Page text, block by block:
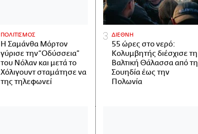
ΠΟΛΙΤΙΣΜΟΣ
Η Σαμάνθα Μόρτον
γύρισε την “Οδύσσεια”
του Νόλαν και μετά το
Χόλιγουντ σταμάτησε να
της τηλεφωνεί
ΔΙΕΘΝΗ
55 ώρες στο νερό:
Κολυμβητής διέσχισε τη
Βαλτική Θάλασσα από τη
Σουηδία έως την
Πολωνία